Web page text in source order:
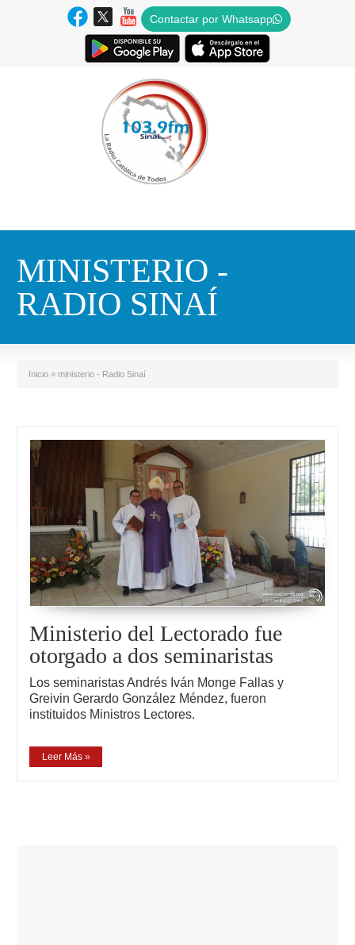
Contactar por Whatsapp
MINISTERIO -
RADIO SINAÍ
Inicio » ministerio - Radio Sinaí
Ministerio del Lectorado fue
otorgado a dos seminaristas
Los seminaristas Andrés Iván Monge Fallas y
Greivin Gerardo González Méndez, fueron
instituidos Ministros Lectores.
Leer Más »